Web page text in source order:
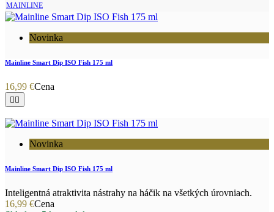
MAINLINE
Novinka
Mainline Smart Dip ISO Fish 175 ml
16,99 €Cena
 
Novinka
Mainline Smart Dip ISO Fish 175 ml
Inteligentná atraktivita nástrahy na háčik na všetkých úrovniach.
16,99 €Cena